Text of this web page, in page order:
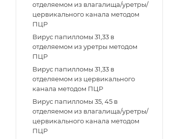
отделяемом из влагалища/уретры/
цервикального канала методом
ПЦР
Вирус папилломы 31,33 в
отделяемом из уретры методом
ПЦР
Вирус папилломы 31,33 в
отделяемом из цервикального
канала методом ПЦР
Вирус папилломы 35, 45 в
отделяемом из влагалища/уретры/
цервикального канала методом
ПЦР